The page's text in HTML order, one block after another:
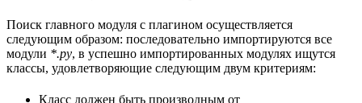
Поиск главного модуля с плагином осуществляется
следующим образом: последовательно импортируются все
модули *.py, в успешно импортированных модулях ищутся
классы, удовлетворяющие следующим двум критериям:
Класс должен быть производным от